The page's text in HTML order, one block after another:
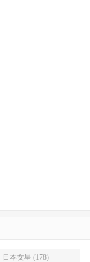
日本女星 (178)